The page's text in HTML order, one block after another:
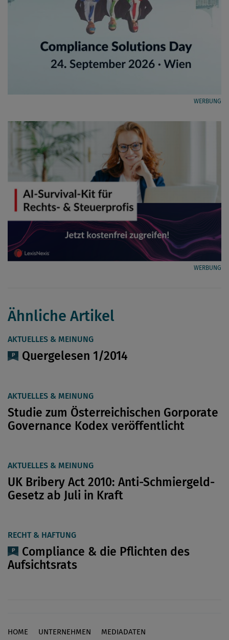
WERBUNG
WERBUNG
Ähnliche Artikel
AKTUELLES & MEINUNG
Quergelesen 1/2014
AKTUELLES & MEINUNG
Studie zum Österreichischen Gorporate
Governance Kodex veröffentlicht
AKTUELLES & MEINUNG
UK Bribery Act 2010: Anti-Schmiergeld-
Gesetz ab Juli in Kraft
RECHT & HAFTUNG
Compliance & die Pflichten des
Aufsichtsrats
Footer
HOME UNTERNEHMEN
MEDIADATEN